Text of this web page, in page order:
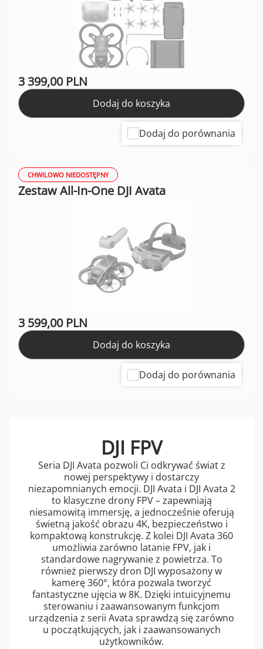
DJI FPV
Seria DJI Avata pozwoli Ci odkrywać świat z
nowej perspektywy i dostarczy
niezapomnianych emocji. DJI Avata i DJI Avata 2
to klasyczne drony FPV – zapewniają
niesamowitą immersję, a jednocześnie oferują
świetną jakość obrazu 4K, bezpieczeństwo i
kompaktową konstrukcję. Z kolei DJI Avata 360
umożliwia zarówno latanie FPV, jak i
standardowe nagrywanie z powietrza. To
również pierwszy dron DJI wyposażony w
kamerę 360°, która pozwala tworzyć
fantastyczne ujęcia w 8K. Dzięki intuicyjnemu
sterowaniu i zaawansowanym funkcjom
urządzenia z serii Avata sprawdzą się zarówno
u początkujących, jak i zaawansowanych
użytkowników.
3 399,00 PLN
Dodaj do koszyka
Dodaj do porównania
CHWILOWO NIEDOSTĘPNY
Zestaw All-In-One DJI Avata
3 599,00 PLN
Dodaj do koszyka
Dodaj do porównania